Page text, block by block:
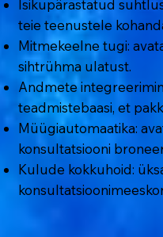
Isikupärastatud
teie teenustele
Mitmekeelne tugi:
sihtrühma ulatust.
Andmete
teadmistebaasi, et
Müügiautomaatika:
konsultatsiooni
Kulude kokkuhoid: